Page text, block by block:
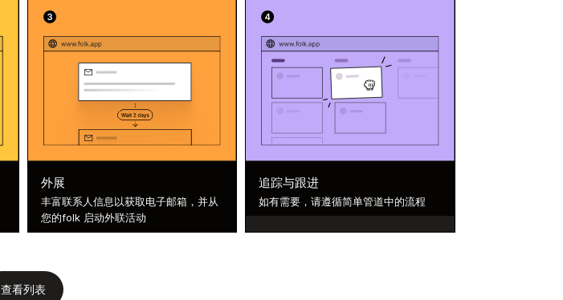
外展
丰富联系人信息以获取电子邮箱，并从
您的folk 启动外联活动
追踪与跟进
如有需要，请遵循简单管道中的流程
查看列表